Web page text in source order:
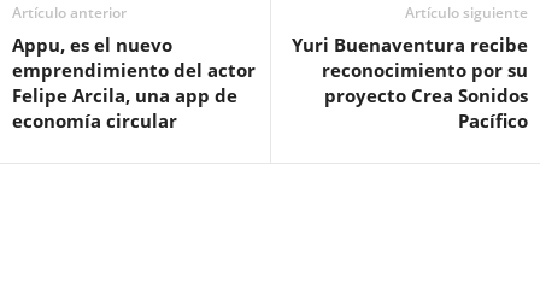
Artículo anterior
Appu, es el nuevo
emprendimiento del actor
Felipe Arcila, una app de
economía circular
Artículo siguiente
Yuri Buenaventura recibe
reconocimiento por su
proyecto Crea Sonidos
Pacífico